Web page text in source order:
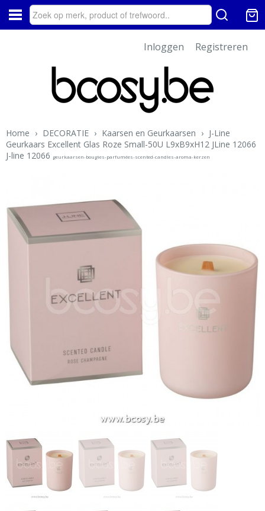
Inloggen Registreren
Home › DECORATIE › Kaarsen en Geurkaarsen › J-Line
Geurkaars Excellent Glas Roze Small-50U L9xB9xH12 JLine 12066
J-line 12066 geurkaarsen-bougies-parfumées-scented-candles-aroma-kerzen